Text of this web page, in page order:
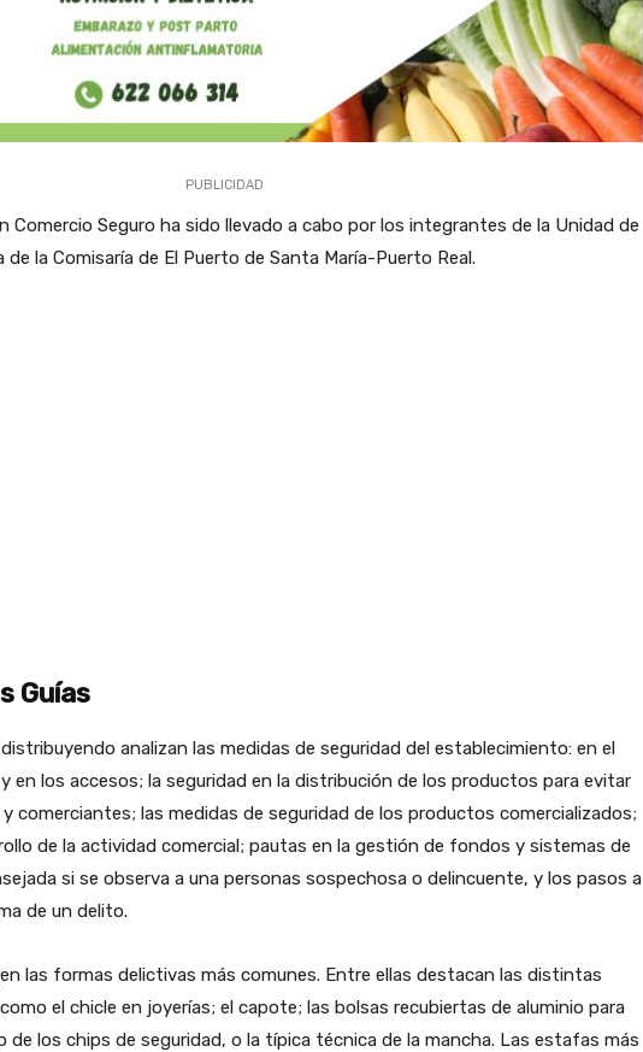
PUBLICIDAD
Comercio Seguro ha sido llevado a cabo por los integrantes de la Unidad de
la Comisaría de El Puerto de Santa María-Puerto Real.
Guías
analizan las medidas de seguridad del establecimiento: en el
en los accesos; la seguridad en la distribución de los productos para evitar
comerciantes; las medidas de seguridad de los productos comercializados;
de la actividad comercial; pautas en la gestión de fondos y sistemas de
si se observa a una personas sospechosa o delincuente, y los pasos a
de un delito.
las formas delictivas más comunes. Entre ellas destacan las distintas
el chicle en joyerías; el capote; las bolsas recubiertas de aluminio para
los chips de seguridad, o la típica técnica de la mancha. Las estafas más